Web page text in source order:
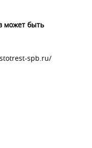
может быть
spb.ru/